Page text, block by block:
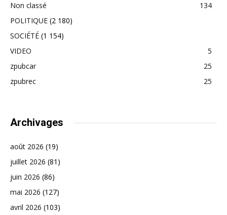
Non classé
134
POLITIQUE (2 180)
SOCIÉTÉ (1 154)
VIDEO
5
zpubcar
25
zpubrec
25
Archivages
août 2026 (19)
juillet 2026 (81)
juin 2026 (86)
mai 2026 (127)
avril 2026 (103)